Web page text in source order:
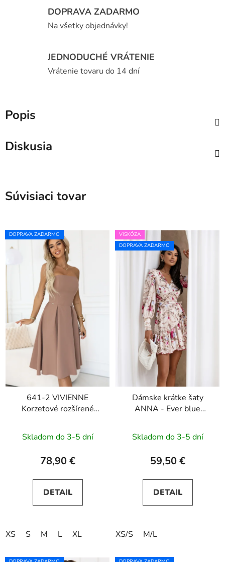
DOPRAVA ZADARMO
Na všetky objednávky!
JEDNODUCHÉ VRÁTENIE
Vrátenie tovaru do 14 dní
Popis
Diskusia
Súvisiaci tovar
DOPRAVA ZADARMO
641-2 VIVIENNE
Korzetové rozšírené
Skladom do 3-5 dní
78,90 €
DETAIL
XS S M L XL
VISKÓZA
DOPRAVA ZADARMO
Dámske krátke šaty
ANNA - Ever blue
Skladom do 3-5 dní
59,50 €
DETAIL
XS/S M/L